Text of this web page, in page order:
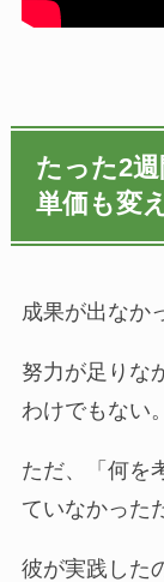
たった2
単価も変
成果が出なか
努力が足りな
わけでもない。
ただ、「何を
ていなかった
彼が実践した